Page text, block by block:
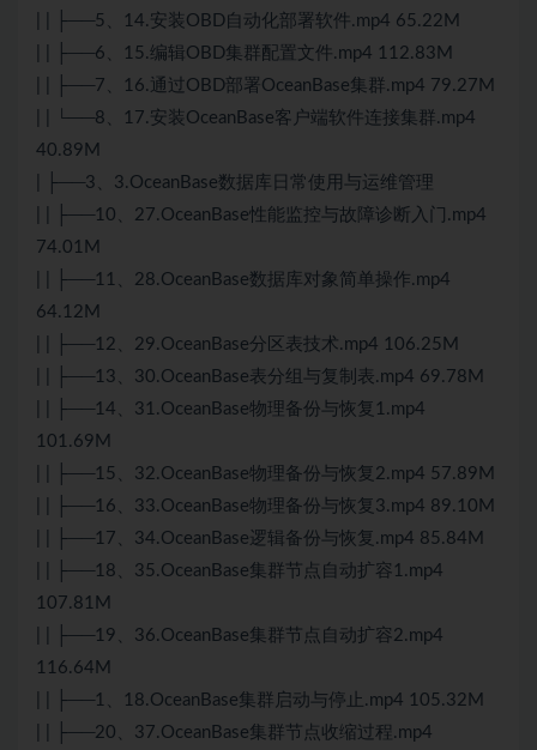
| | ├──5、14.安装OBD自动化部署软件.mp4 65.22M
| | ├──6、15.编辑OBD集群配置文件.mp4 112.83M
| | ├──7、16.通过OBD部署OceanBase集群.mp4 79.27M
| | └──8、17.安装OceanBase客户端软件连接集群.mp4
40.89M
| ├──3、3.OceanBase数据库日常使用与运维管理
| | ├──10、27.OceanBase性能监控与故障诊断入门.mp4
74.01M
| | ├──11、28.OceanBase数据库对象简单操作.mp4
64.12M
| | ├──12、29.OceanBase分区表技术.mp4 106.25M
| | ├──13、30.OceanBase表分组与复制表.mp4 69.78M
| | ├──14、31.OceanBase物理备份与恢复1.mp4
101.69M
| | ├──15、32.OceanBase物理备份与恢复2.mp4 57.89M
| | ├──16、33.OceanBase物理备份与恢复3.mp4 89.10M
| | ├──17、34.OceanBase逻辑备份与恢复.mp4 85.84M
| | ├──18、35.OceanBase集群节点自动扩容1.mp4
107.81M
| | ├──19、36.OceanBase集群节点自动扩容2.mp4
116.64M
| | ├──1、18.OceanBase集群启动与停止.mp4 105.32M
| | ├──20、37.OceanBase集群节点收缩过程.mp4